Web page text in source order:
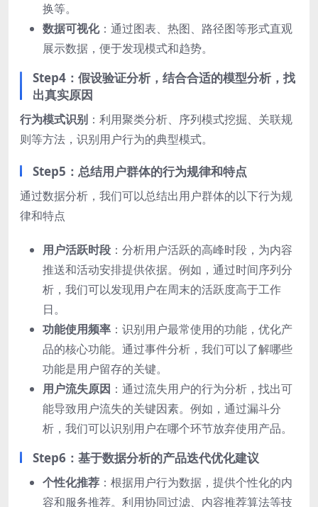
换等。
数据可视化：通过图表、热图、路径图等形式直观
展示数据，便于发现模式和趋势。
Step4：假设验证分析，结合合适的模型分析，找
出真实原因
行为模式识别 ：利用聚类分析、序列模式挖掘、关联规
则等方法，识别用户行为的典型模式。
Step5：总结用户群体的行为规律和特点
通过数据分析，我们可以总结出用户群体的以下行为规
律和特点
用户活跃时段 ：分析用户活跃的高峰时段，为内容
推送和活动安排提供依据。例如，通过时间序列分
析，我们可以发现用户在周末的活跃度高于工作
日。
功能使用频率 ：识别用户最常使用的功能，优化产
品的核心功能。通过事件分析，我们可以了解哪些
功能是用户留存的关键。
用户流失原因 ：通过流失用户的行为分析，找出可
能导致用户流失的关键因素。例如，通过漏斗分
析，我们可以识别用户在哪个环节放弃使用产品。
Step6：基于数据分析的产品迭代优化建议
个性化推荐 ：根据用户行为数据，提供个性化的内
容和服务推荐。利用协同过滤、内容推荐算法等技